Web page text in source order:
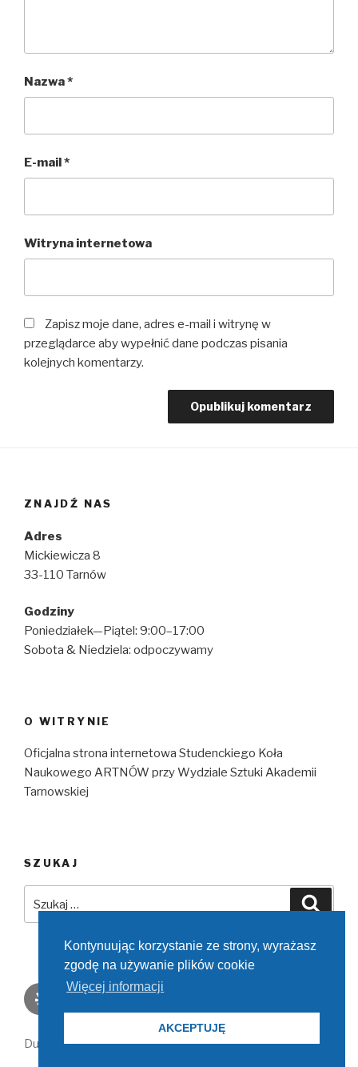
Nazwa*
E-mail*
Witryna internetowa
Zapisz moje dane, adres e-mail i witrynę w
przeglądarce aby wypełnić dane podczas pisania
kolejnych komentarzy.
ZNAJDŹ NAS
Adres
Mickiewicza 8
33-110 Tarnów
Godziny
Poniedziałek—Piątel: 9:00–17:00
Sobota & Niedziela: odpoczywamy
O WITRYNIE
Oficjalna strona internetowa Studenckiego Koła
Naukowego ARTNÓW przy Wydziale Sztuki Akademii
Tarnowskiej
SZUKAJ
Yelp FacebookTwitter
mail
Dumnie wspierane przez WordPress
Kontynuując korzystanie ze strony, wyrażasz
zgodę na używanie plików cookie
Więcej informacji
AKCEPTUJĘ